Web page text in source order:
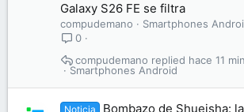
Galaxy S26 FE se filtra
compudemano
Smartphones
0
Smartphones Android
hace 11
compudemano
Noticia
Bombazo de Shueisha: